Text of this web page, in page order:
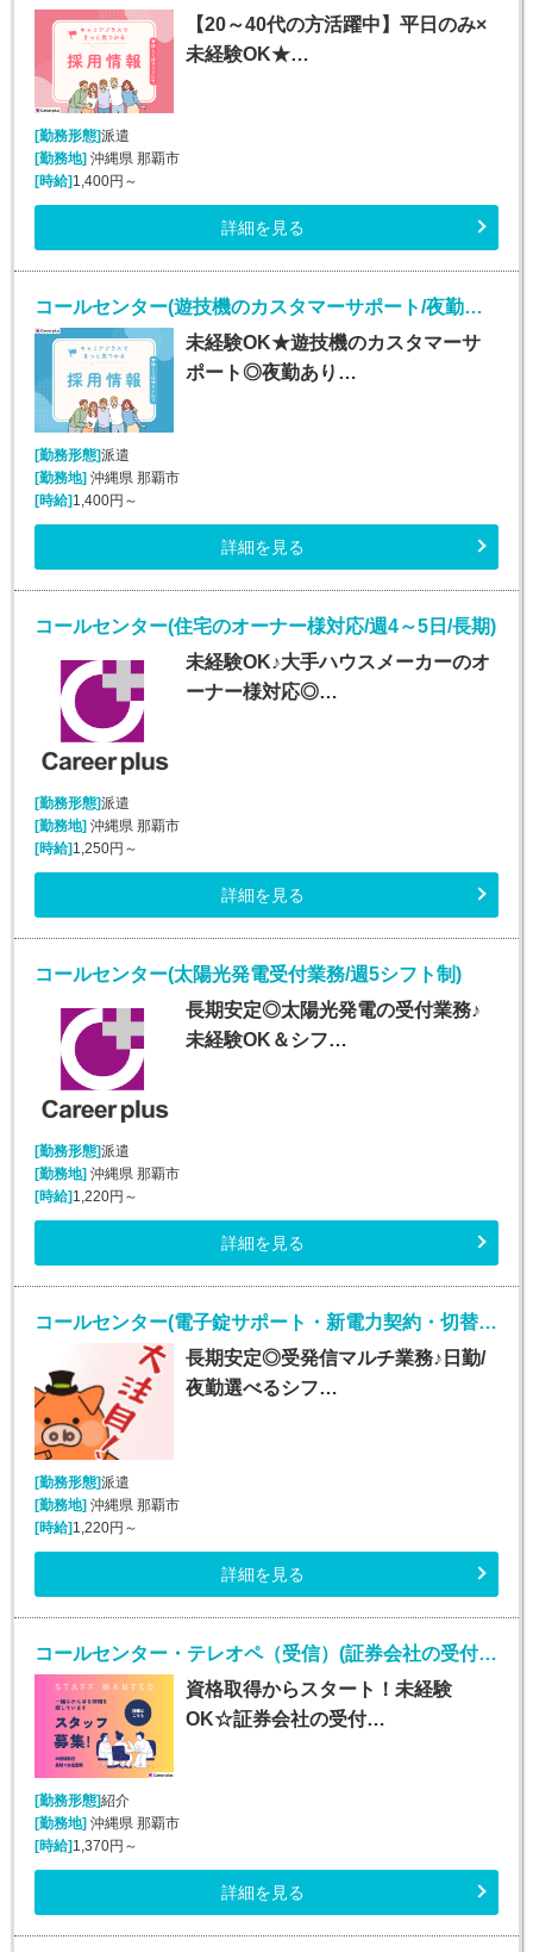
【20～40代の方活躍中】平日のみ×
未経験OK★…
[勤務形態]派遣
[勤務地] 沖縄県 那覇市
[時給] 1,400円～
詳細を見る
コールセンター(遊技機のカスタマーサポート/夜勤あり/長期)
未経験OK★遊技機のカスタマーサ
ポート◎夜勤あり…
[勤務形態]派遣
[勤務地] 沖縄県 那覇市
[時給] 1,400円～
詳細を見る
コールセンター(住宅のオーナー様対応/週4～5日/長期)
未経験OK♪大手ハウスメーカーのオ
ーナー様対応◎…
[勤務形態]派遣
[勤務地] 沖縄県 那覇市
[時給] 1,250円～
詳細を見る
コールセンター(太陽光発電受付業務/週5シフト制)
長期安定◎太陽光発電の受付業務♪
未経験OK＆シフ…
[勤務形態]派遣
[勤務地]沖縄県 那覇市
[時給]1,220円～
詳細を見る
コールセンター(電子錠サポート・新電力契約・切替事務業務/週5シフト制)
長期安定◎受発信マルチ業務♪日勤/
夜勤選べるシフ…
[勤務形態]派遣
[勤務地]沖縄県 那覇市
[時給]1,220円～
詳細を見る
コールセンター・テレオペ（受信）(証券会社の受付・事務スタッフ/6月9日入社)
資格取得からスタート！未経験
OK☆証券会社の受付…
[勤務形態]紹介
[勤務地] 沖縄県 那覇市
[時給] 1,370円～
詳細を見る